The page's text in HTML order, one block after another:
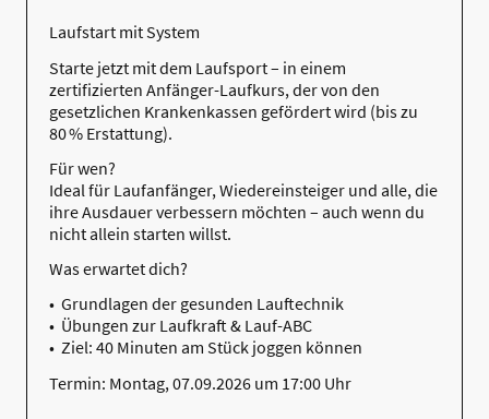
Laufstart mit System
Starte jetzt mit dem Laufsport – in einem
zertifizierten Anfänger-Laufkurs, der von den
gesetzlichen Krankenkassen gefördert wird (bis zu
80 % Erstattung).
Für wen?
Ideal für Laufanfänger, Wiedereinsteiger und alle, die
ihre Ausdauer verbessern möchten – auch wenn du
nicht allein starten willst.
Was erwartet dich?
• Grundlagen der gesunden Lauftechnik
• Übungen zur Laufkraft & Lauf-ABC
• Ziel: 40 Minuten am Stück joggen können
Termin: Montag, 07.09.2026 um 17:00 Uhr